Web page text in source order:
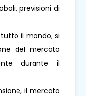
previsioni di
il mondo, si
del mercato
durante il
il mercato